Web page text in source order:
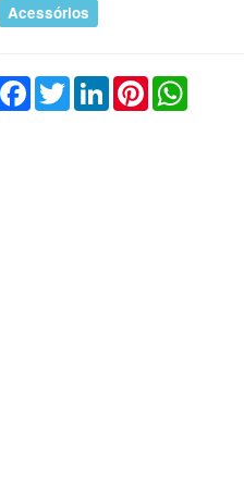
produto.php
Acessórios
Facebook
TwitterLinkedInPinterest